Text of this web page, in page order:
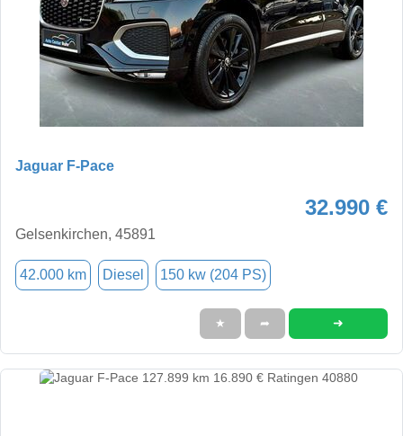
Jaguar F-Pace
32.990 €
Gelsenkirchen, 45891
42.000 km Diesel 150 kw (204 PS)
★ ➦ ➜